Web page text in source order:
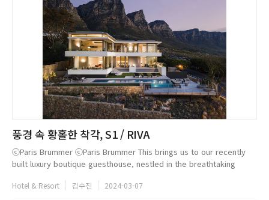
풍경 속 황홀한 착각, S1 / RIVA
ⓒParis Brummer ⓒParis Brummer This brings us to our recently
built luxury boutique guesthouse, nestled in the breathtaking
architectural fea...
Hotel & Resort 김수진 2024-03-07